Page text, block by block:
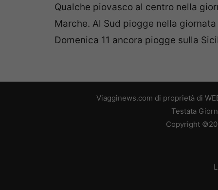
Qualche piovasco al centro nella
Marche. Al Sud piogge nella
Domenica 11 ancora piogge sulla
Viagginews.com di proprietà di
Testata
Copyright